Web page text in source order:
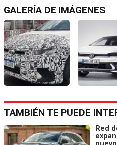
GALERÍA DE IMÁGENES
TAMBIÉN TE PUEDE
Red